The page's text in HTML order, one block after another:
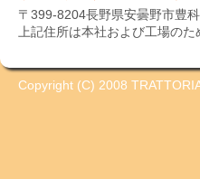
〒399-8204長野県安曇野市豊
上記住所は本社および工場の
Copyright (C) 2008